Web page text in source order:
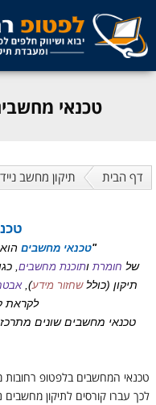
טכנאי
דף הבית תיקון מחשב נייד
"טכנאי מחשבים
של חומרת ותוכנת מחשבים ,
תיקון (כוללשחזור מידע),
לקראת
טכנאי מחשבים שונים
טכנאי המחשבים בלפטופ רחובות
לכך עברו קורסים לתיקון מחשבים